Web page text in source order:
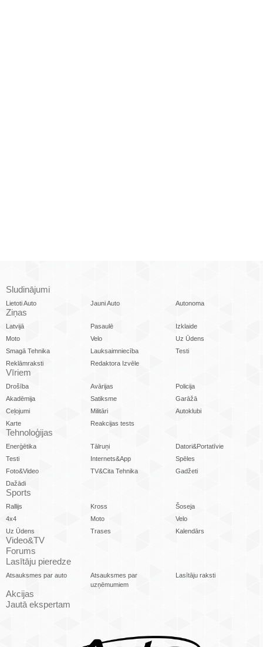
Sludinājumi
Lietoti Auto Jauni Auto Autonoma
Ziņas
Latvijā Pasaulē
Izklaide
Moto
Velo
Uz Ūdens
Smagā Tehnika
Lauksaimniecība
Testi
Reklāmraksti
Redaktora Izvēle
Vīriem
Drošība Avārijas
Policija
Akadēmija
Satiksme
Garāžā
Ceļojumi
Militāri
Autoklubi
Karte
Reakcijas tests
Tehnoloģijas
Enerģētika Tālruņi
Datori&Portatīvie
Testi
Internets&App
Spēles
Foto&Video
TV&Cita Tehnika
Gadžeti
Dažādi
Sports
Rallijs Kross
Šoseja
4x4
Moto
Velo
Uz Ūdens
Trases Kalendārs
Video&TV
Forums
Lasītāju pieredze
Atsauksmes par auto
Atsauksmes par
uzņēmumiem
Lasītāju raksti
Akcijas
Jautā ekspertam